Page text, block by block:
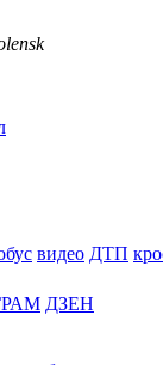
видео ДТП
ДЗЕН